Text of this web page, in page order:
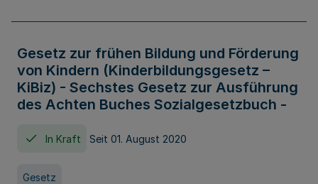
Gesetz zur frühen Bildung und Förderung
von Kindern (Kinderbildungsgesetz –
KiBiz) - Sechstes Gesetz zur Ausführung
des Achten Buches Sozialgesetzbuch -
In Kraft Seit 01. August 2020
Gesetz